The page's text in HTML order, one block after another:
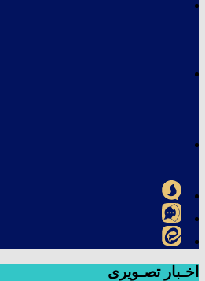
اخـبار تصـویری